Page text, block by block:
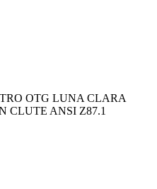
OTG LUNA CLARA
CLUTE ANSI Z87.1